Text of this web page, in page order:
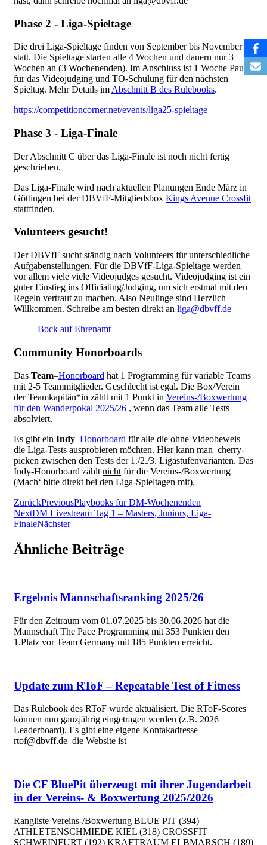
Phase 2 - Liga-Spieltage
Die drei Liga-Spieltage finden von September bis November
statt. Die Spieltage starten alle 4 Wochen und dauern nur 3
Wochen an (3 Wochenenden). Im Anschluss ist 1 Woche Pause
für das Videojudging und TO-Schulung für den nächsten
Spieltag. Mehr Details im Abschnitt B des Rulebooks.
https://competitioncorner.net/events/liga25-spieltage
Phase 3 - Liga-Finale
Der Abschnitt C über das Liga-Finale ist noch nicht fertig
geschrieben.
Das Liga-Finale wird nach aktuellen Planungen Ende März in
Göttingen bei der DBVfF-Mitgliedsbox Kings Avenue Crossfit
stattfinden.
Volunteers gesucht!
Der DBVfF sucht ständig nach Volunteers für unterschiedliche
Aufgabenstellungen. Für die DBVfF-Liga-Spieltage werden
vor allem viele viele Videojudges gesucht. Videojudging ist ein
guter Einstieg ins Officiating/Judging, um sich erstmal mit den
Regeln vertraut zu machen. Also Neulinge sind Herzlich
Willkommen. Schreibe am besten direkt an liga@dbvff.de
Bock auf Ehrenamt
Community Honorboards
Das Team–Honorboard hat 1 Programming für variable Teams
mit 2-5 Teammitglieder. Geschlecht ist egal. Die Box/Verein
der Teamkapitän*in zählt mit 1 Punkt in Vereins-/Boxwertung
für den Wanderpokal 2025/26 , wenn das Team alle Tests
absolviert.
Es gibt ein Indy–Honorboard für alle die ohne Videobeweis
die Liga-Tests ausprobieren möchten. Hier kann man cherry-
picken zwischen den Tests der 1./2./3. Ligastufenvarianten. Das
Indy-Honorboard zählt nicht für die Vereins-/Boxwertung
(Mach‘ bitte direkt bei den Liga-Spieltagen mit).
ZurückPreviousPlaybooks für DM-Wochenenden
NextDM Livestream Tag 1 – Masters, Juniors, Liga-
FinaleNächster
Ähnliche Beiträge
Ergebnis Mannschaftsranking 2025/26
Für den Zeitraum vom 01.07.2025 bis 30.06.2026 hat die
Mannschaft The Pace Programming mit 353 Punkten den
1.Platz vor Team Germany mit 185 Punkten erreicht.
Update zum RToF – Repeatable Test of Fitness
Das Rulebook des RToF wurde aktualisiert. Die RToF-Scores
können nun ganzjährig eingetragen werden (z.B. 2026
Leaderboard). Es gibt eine eigene Kontakadresse
rtof@dbvff.de die Website ist
Die CF BluePit überzeugt mit ihrer Jugendarbeit
in der Vereins- & Boxwertung 2025/2026
Rangliste Vereins-/Boxwertung BLUE PIT (394)
ATHLETENSCHMIEDE KIEL (318) CROSSFIT
SCHWEINFURT (192) KRAFTRAUM ELBMARSCH (189)